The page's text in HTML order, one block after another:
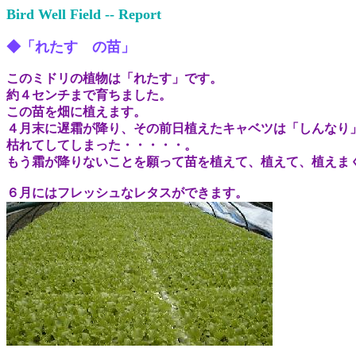
Bird Well Field -- Report
◆「れたす の苗」
このミドリの植物は「れたす」です。
約４センチまで育ちました。
この苗を畑に植えます。
４月末に遅霜が降り、その前日植えたキャベツは「しんなり
枯れてしてしまった・・・・・。
もう霜が降りないことを願って苗を植えて、植えて、植えま
６月にはフレッシュなレタスができます。